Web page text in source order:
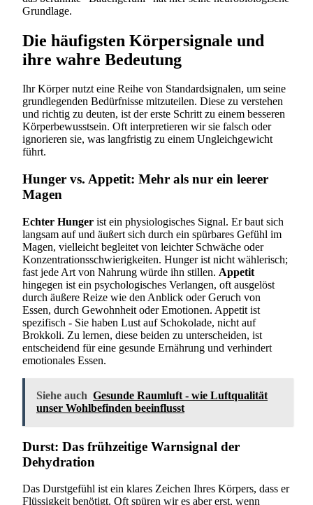
Grundlage.
Die häufigsten Körpersignale und
ihre wahre Bedeutung
Ihr Körper nutzt eine Reihe von Standardsignalen, um seine
grundlegenden Bedürfnisse mitzuteilen. Diese zu verstehen
und richtig zu deuten, ist der erste Schritt zu einem besseren
Körperbewusstsein. Oft interpretieren wir sie falsch oder
ignorieren sie, was langfristig zu einem Ungleichgewicht
führt.
Hunger vs. Appetit: Mehr als nur ein leerer
Magen
Echter Hunger ist ein physiologisches Signal. Er baut sich
langsam auf und äußert sich durch ein spürbares Gefühl im
Magen, vielleicht begleitet von leichter Schwäche oder
Konzentrationsschwierigkeiten. Hunger ist nicht wählerisch;
fast jede Art von Nahrung würde ihn stillen. Appetit
hingegen ist ein psychologisches Verlangen, oft ausgelöst
durch äußere Reize wie den Anblick oder Geruch von
Essen, durch Gewohnheit oder Emotionen. Appetit ist
spezifisch - Sie haben Lust auf Schokolade, nicht auf
Brokkoli. Zu lernen, diese beiden zu unterscheiden, ist
entscheidend für eine gesunde Ernährung und verhindert
emotionales Essen.
Siehe auch Gesunde Raumluft - wie Luftqualität
unser Wohlbefinden beeinflusst
Durst: Das frühzeitige Warnsignal der
Dehydration
Das Durstgefühl ist ein klares Zeichen Ihres Körpers, dass er
Flüssigkeit benötigt. Oft spüren wir es aber erst, wenn